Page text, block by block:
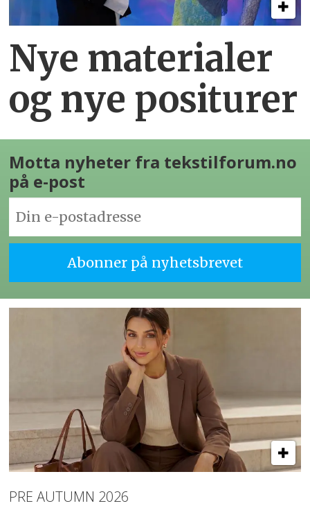
Nye materialer
og nye positurer
Motta nyheter fra tekstilforum.no
på e-post
PRE AUTUMN 2026